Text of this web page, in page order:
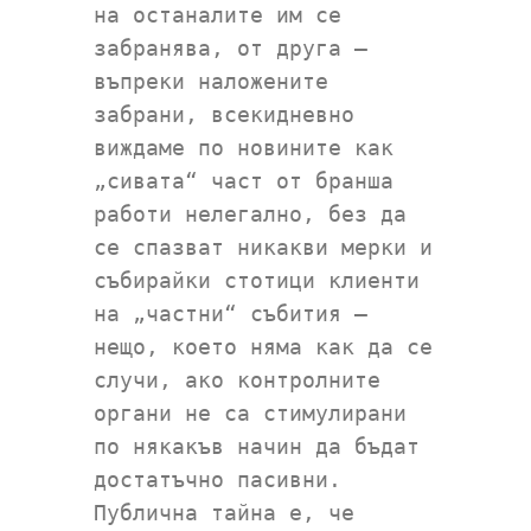
на останалите им се
забранява, от друга –
въпреки наложените
забрани, всекидневно
виждаме по новините как
„сивата“ част от бранша
работи нелегално, без да
се спазват никакви мерки и
събирайки стотици клиенти
на „частни“ събития –
нещо, което няма как да се
случи, ако контролните
органи не са стимулирани
по някакъв начин да бъдат
достатъчно пасивни.
Публична тайна е, че